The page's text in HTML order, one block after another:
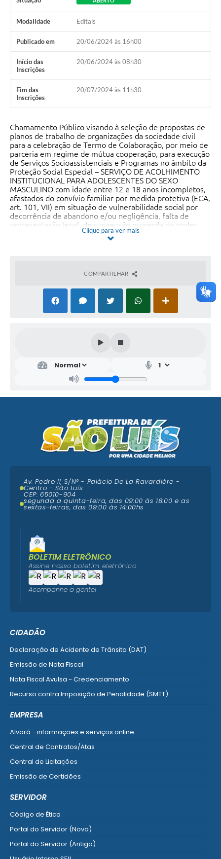
Modalidade Editais
Publicado em 20/06/2024 às 16h00
Início das
Inscrições
20/06/2024 às 08h30
Fim das
Inscrições
20/07/2024 às 11h30
Chamamento Público visando à seleção de propostas de
planos de trabalho de organizações da sociedade civil
para a celebração de Termo de Colaboração, por meio de
parceria em regime de mútua cooperação, para execução
de Serviços Socioassistenciais e Programas no âmbito da
Proteção Social Especial – SERVIÇO DE ACOLHIMENTO
INSTITUCIONAL PARA ADOLESCENTES DO SEXO
MASCULINO com idade entre 12 e 18 anos incompletos,
afastados do convívio familiar por medida protetiva (ECA,
art. 101, VII) em situação de vulnerabilidade social por
decorrência de abandono e/ou negligência, falta de
representação legal, de suspensão ou perda do poder
familiar pelos pais, do Município de São Luís-MA.Órgão:
Clique para ver mais
COMPARTILHAR
CIDADÃO
Declaração de Acidente de Trânsito (DAT)
Emissão de Nota Fiscal
Nota Fiscal Avulsa - Credenciamento
Recurso contra Imposição de Penalidade (SMTT)
EMPRESA
Alvará - informações e serviços online
Central de Contratos/Atas
Central de Licitações
Emissão de Certidões
SERVIDOR
Código de Ética
Portal do Servidor (Novo)
Portal do Servidor (Antigo)
Av. Pedro II, S/N° - Palácio De La Ravardière -
Centro - São Luís
CEP: 65010-904
segunda a quinta-feira, das 09:00 ás 18:00 e as
sextas-feiras, das 09:00 às 14:00hs
BOLETIM ELETRÔNICO
Assine nosso boletim eletrônico
Acompanhe a gente!